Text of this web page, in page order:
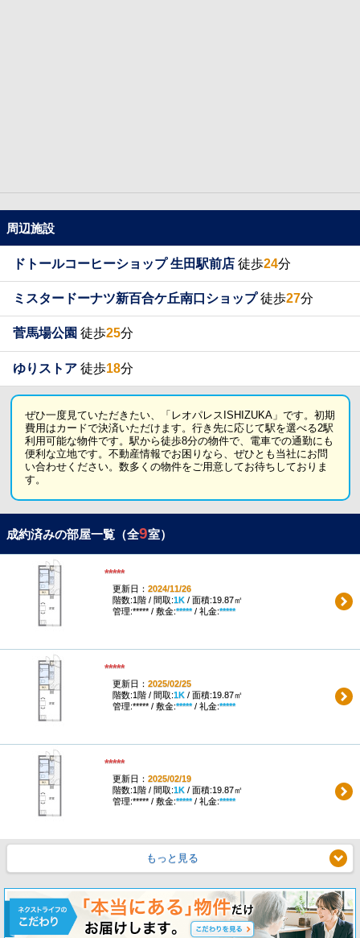
周辺施設
ドトールコーヒーショップ 生田駅前店 徒歩24分
ミスタードーナツ新百合ケ丘南口ショップ徒歩27分
菅馬場公園 徒歩25分
ゆりストア 徒歩18分
ぜひ一度見ていただきたい、「レオパレスISHIZUKA」です。初期
費用はカードで決済いただけます。行き先に応じて駅を選べる2駅
利用可能な物件です。駅から徒歩8分の物件で、電車での通勤にも
便利な立地です。不動産情報でお困りなら、ぜひとも当社にお問
い合わせください。数多くの物件をご用意してお待ちしておりま
す。
成約済みの部屋一覧（全9室）
*****
更新日： 2024/11/26
階数:1階 / 間取:1K/ 面積:19.87㎡
管理:***** / 敷金:*****/ 礼金:*****
*****
更新日： 2025/02/25
階数:1階 / 間取:1K/ 面積:19.87㎡
管理:***** / 敷金:*****/ 礼金:*****
*****
更新日： 2025/02/19
階数:1階 / 間取:1K/ 面積:19.87㎡
管理:***** / 敷金:*****/ 礼金:*****
もっと見る